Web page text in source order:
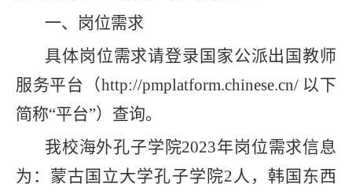
一、 岗位需求
具体岗位需求请登录国家公派出国教师
服务平台（http://pmplatform.chinese.cn/ 以下
简称“平台”）查询。
我校海外孔子学院2023年岗位需求信息
为：蒙古国立大学孔子学院2人，韩国东西